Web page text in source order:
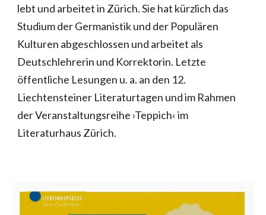
lebt und arbeitet in Zürich. Sie hat kürzlich das
Studium der Germanistik und der Populären
Kulturen abgeschlossen und arbeitet als
Deutschlehrerin und Korrektorin. Letzte
öffentliche Lesungen u. a. an den 12.
Liechtensteiner Literaturtagen und im Rahmen
der Veranstaltungsreihe ›Teppich‹ im
Literaturhaus Zürich.